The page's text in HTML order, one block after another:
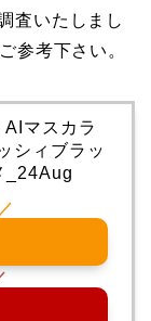
査いたしまし
参考下さい。
マスカラ
シィブラッ
_24Aug